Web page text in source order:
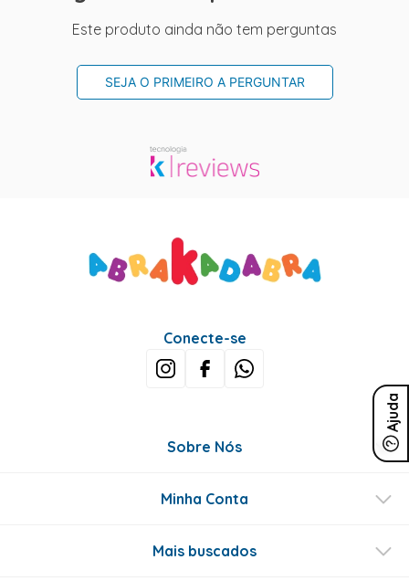
Este produto ainda não tem perguntas
SEJA O PRIMEIRO A PERGUNTAR
Ajuda
Conecte-se
Sobre Nós
Minha Conta
Mais buscados